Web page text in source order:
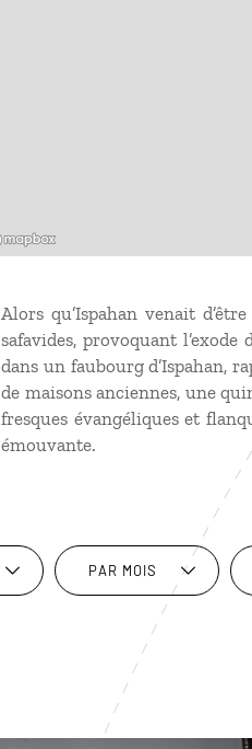
Alors qu’Ispahan venait
safavides, provoquant
dans un faubourg d’Ispahan,
de maisons anciennes, une
fresques évangéliques et
émouvante.
PAR MOIS